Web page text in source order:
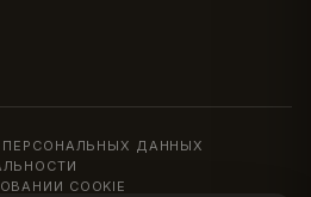
ПЕРСОНАЛЬНЫХ ДАННЫХ
COOKIE